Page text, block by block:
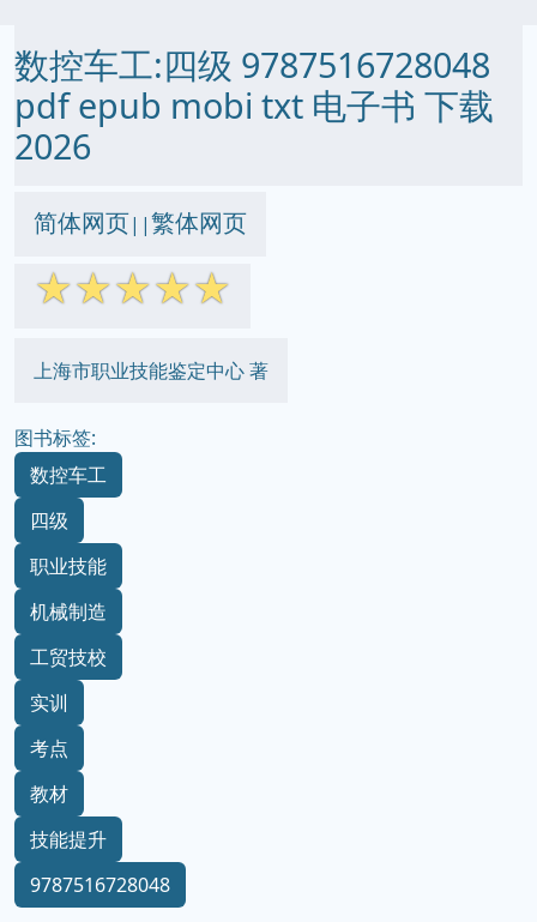
数控车工:四级 9787516728048
pdf epub mobi txt 电子书 下载
2026
简体网页||繁体网页
☆☆☆☆☆
上海市职业技能鉴定中心 著
图书标签:
数控车工
四级
职业技能
机械制造
工贸技校
实训
考点
教材
技能提升
9787516728048